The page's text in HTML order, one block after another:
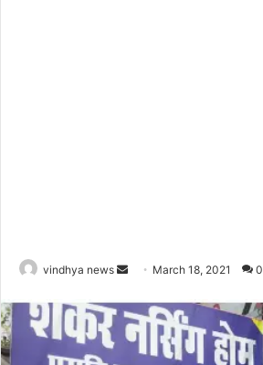
vindhya news
Send
email
March 18, 2021 0